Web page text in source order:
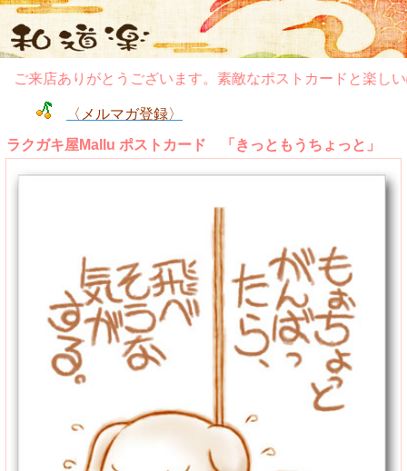
来店ありがとうございます。素敵なポストカードと楽しいぽ
〈メルマガ登録〉
ラクガキ屋Mallu ポストカード 「きっともうちょっと」